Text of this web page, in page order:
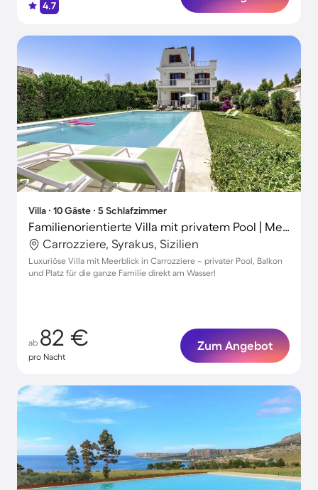
4.7
Villa ∙ 10 Gäste ∙ 5 Schlafzimmer
Familienorientierte Villa mit privatem Pool | Meerblick
Carrozziere, Syrakus, Sizilien
Luxuriöse Villa mit Meerblick in Carrozziere – privater Pool, Balkon
und Platz für die ganze Familie direkt am Wasser!
ab 82 €
pro Nacht
Zum Angebot